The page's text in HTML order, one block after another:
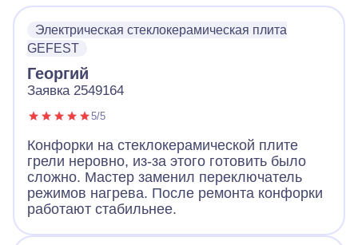
Электрическая стеклокерамическая плита
GEFEST
Георгий
Заявка 2549164
5/5
Конфорки на стеклокерамической плите
грели неровно, из-за этого готовить было
сложно. Мастер заменил переключатель
режимов нагрева. После ремонта конфорки
работают стабильнее.